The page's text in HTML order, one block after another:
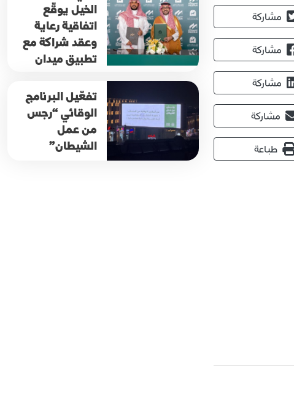
مشاركة
مشاركة
مشاركة
مشاركة
طباعة
الخيل يوقّع
اتفاقية رعاية
وعقد شراكة مع
تطبيق ميدان
تفعّيل البرنامج
الوقائي “رجس
من عمل
الشيطان”